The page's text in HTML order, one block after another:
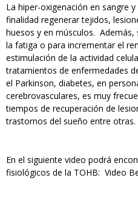
La hiper-oxigenación en sangre
finalidad regenerar tejidos,
huesos y en músculos. Además,
la fatiga o para incrementar el
estimulación de la actividad
tratamientos de enfermedades
el Parkinson, diabetes, en
cerebrovasculares, es muy
tiempos de recuperación de
trastornos del sueño entre otras.
En el siguiente video podrá
fisiológicos de la TOHB: Video